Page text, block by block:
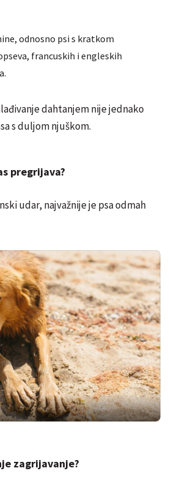
odnosno psi s kratkom
francuskih i engleskih
dahtanjem nije jednako
s duljom njuškom.
pregrijava?
udar, najvažnije je psa odmah
zagrijavanje?